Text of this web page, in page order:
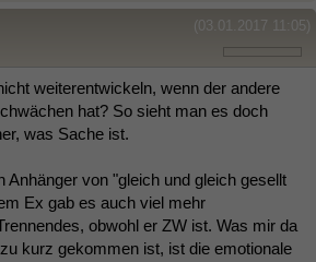
(03.01.2017 11:05)
weiterentwickeln, wenn der andere
hat? So sieht man es doch
was Sache ist.
Anhänger von "gleich und gleich gesellt
Ex gab es auch viel mehr
obwohl er ZW ist. Was mir da
kurz gekommen ist, ist die emotionale